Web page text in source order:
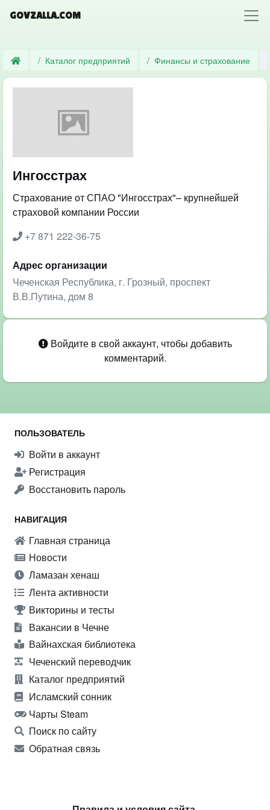
GOVZALLA.COM
Каталог предприятий Финансы и страхование
Ингосстрах
Страхование от СПАО "Ингосстрах"– крупнейшей
страховой компании России
+7 871 222-36-75
Адрес организации
Чеченская Республика, г. Грозный, проспект
В.В.Путина, дом 8
Войдите в свой аккаунт, чтобы добавить
комментарий.
ПОЛЬЗОВАТЕЛЬ
Войти в аккаунт
Регистрация
Восстановить пароль
НАВИГАЦИЯ
Главная страница
Новости
Ламазан хенаш
Лента активности
Викторины и тесты
Вакансии в Чечне
Вайнахская библиотека
Чеченский переводчик
Каталог предприятий
Исламский сонник
Чарты Steam
Поиск по сайту
Обратная связь